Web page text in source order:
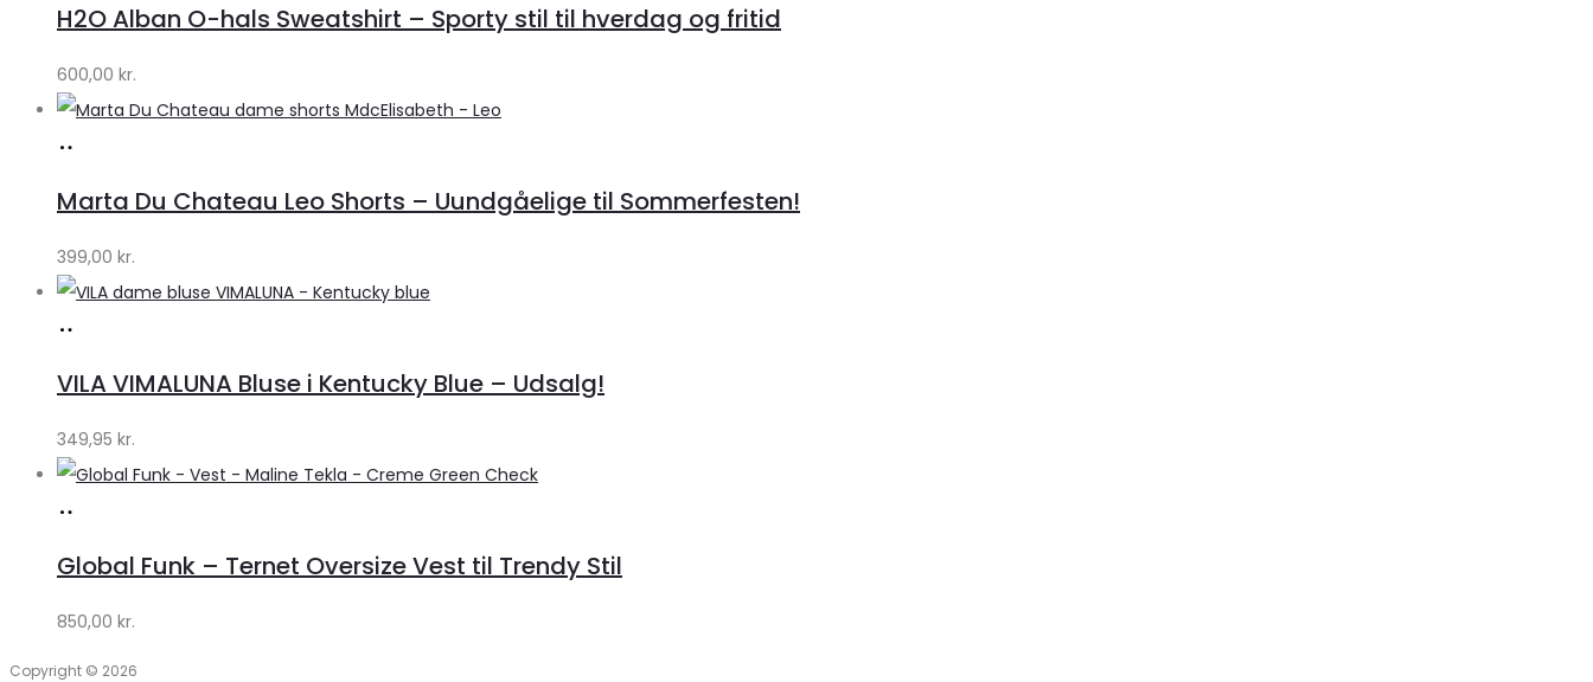
Lykke
by
Lykke
H2O Alban O-hals Sweatshirt – Sporty stil til hverdag og fritid
600,00 kr.
Klædeskabet.dk
Marta Du Chateau Leo Shorts – Uundgåelige til Sommerfesten!
399,00 kr.
Klædeskabet.dk
VILA VIMALUNA Bluse i Kentucky Blue – Udsalg!
349,95 kr.
Lykke
by
Global Funk – Ternet Oversize Vest til Trendy Stil
850,00 kr.
Copyright © 2026